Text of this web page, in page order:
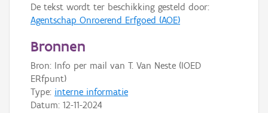
De tekst wordt ter beschikking gesteld door:
Agentschap Onroerend Erfgoed (AOE)
Bronnen
Bron: Info per mail van T. Van Neste (IOED
ERfpunt)
Type: interne informatie
Datum: 12-11-2024